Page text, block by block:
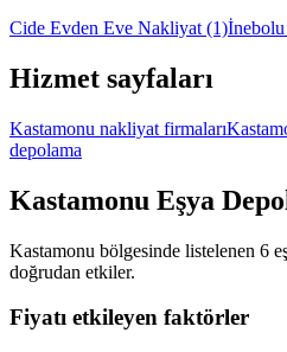
Cide Evden Eve Nakliyat (1)
Hizmet sayfaları
Kastamonu nakliyat firmaları
depolama
Kastamonu Eşya
Kastamonu bölgesinde listelenen 6
doğrudan etkiler.
Fiyatı etkileyen faktörler